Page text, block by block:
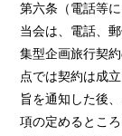
第六条（電話等に
当会は、電話、
集型企画旅行契
点では契約は成
旨を通知した後
項の定めるとこ